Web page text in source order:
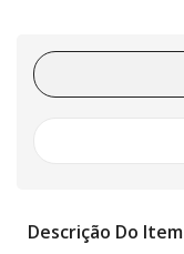
Descrição Do Item